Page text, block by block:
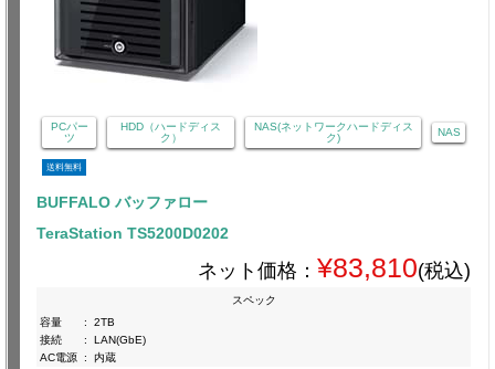
PCパー
ツ
HDD（ハードディス
ク）
NAS(ネットワークハードディス
ク)
NAS
送料無料
BUFFALO バッファロー
TeraStation TS5200D0202
ネット価格： ¥83,810(税込)
スペック
容量
:
2TB
接続
:
LAN(GbE)
AC電源 : 内蔵